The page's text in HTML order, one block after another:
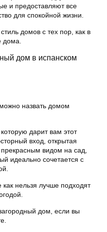
и предоставляют все
для спокойной жизни.
домов с тех пор, как в
дома.
дом в испанском
назвать домом
дарит вам этот
вход, открытая
видом на сад,
идеально сочетается с
нельзя лучше подходят
дом, если вы